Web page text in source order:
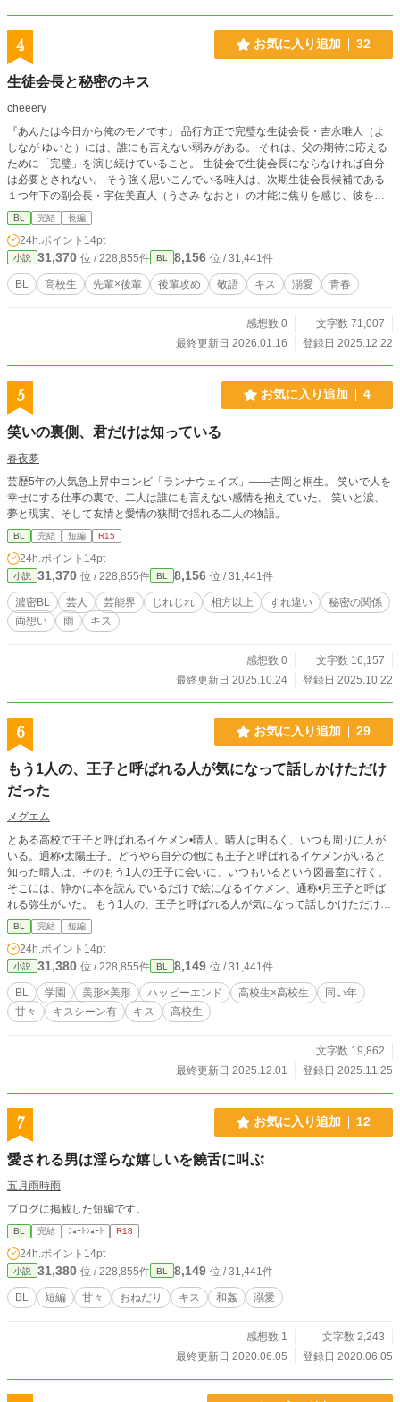
4 お気に入り追加 32
生徒会長と秘密のキス
cheeery
『あんたは今日から俺のモノです』 品行方正で完璧な生徒会長・吉永唯人（よ
しなが ゆいと）には、誰にも言えない弱みがある。 それは、父の期待に応える
ために「完璧」を演じ続けていること。 生徒会で生徒会長にならなければ自分
は必要とされない。 そう強く思いこんでいる唯人は、次期生徒会長候補である
１つ年下の副会長・宇佐美直人（うさみ なおと）の才能に焦りを感じ、彼を陥
れようとしてしまう。 その現場を、まさかの本人に見られてしまい……。 『俺
の命令を聞いてくれるなら黙っていてあげます』 無理やり結ばれた主従関係。
これは罰だと覚悟を決めていたが……。 「先輩の弱さをさらけ出せる場所が、
ここでありたいんです」 弱音を吐けない生徒会長×グイグイ攻めのエリート後輩
BL 完結 長編
24h.ポイント 14pt
小説 31,370 位 / 228,855件 BL 8,156 位 / 31,441件
BL 高校生 先輩×後輩 後輩攻め 敬語 キス 溺愛 青春
感想数 0
文字数 71,007
最終更新日 2026.01.16
登録日 2025.12.22
5 お気に入り追加 4
笑いの裏側、君だけは知っている
春夜夢
芸歴5年の人気急上昇中コンビ「ランナウェイズ」――吉岡と桐生。 笑いで人を
幸せにする仕事の裏で、二人は誰にも言えない感情を抱えていた。 笑いと涙、
夢と現実、そして友情と愛情の狭間で揺れる二人の物語。
BL 完結 短編 R15
24h.ポイント 14pt
小説 31,370 位 / 228,855件 BL 8,156 位 / 31,441件
濃密BL 芸人 芸能界 じれじれ 相方以上 すれ違い
秘密の関係
両想い
雨 キス
感想数 0
文字数 16,157
最終更新日 2025.10.24
登録日 2025.10.22
6 お気に入り追加 29
もう1人の、王子と呼ばれる人が気になって話しかけただけ
だった
メグエム
とある高校で王子と呼ばれるイケメン•晴人。晴人は明るく、いつも周りに人が
いる。通称•太陽王子。どうやら自分の他にも王子と呼ばれるイケメンがいると
知った晴人は、そのもう1人の王子に会いに、いつもいるという図書室に行く。
そこには、静かに本を読んでいるだけで絵になるイケメン、通称•月王子と呼ば
れる弥生がいた。 もう1人の、王子と呼ばれる人が気になって話しかけただけ。
それだけだったのに。今まで感じたことのない感情がわいてくる。
BL 完結 短編
24h.ポイント 14pt
小説 31,380 位 / 228,855件 BL 8,149 位 / 31,441件
BL 学園 美形×美形 ハッピーエンド 高校生×高校生
同い年
甘々
キスシーン有 キス 高校生
文字数 19,862
最終更新日 2025.12.01
登録日 2025.11.25
7 お気に入り追加 12
愛される男は淫らな嬉しいを饒舌に叫ぶ
五月雨時雨
ブログに掲載した短編です。
BL 完結 ｼｮｰﾄｼｮｰﾄ R18
24h.ポイント 14pt
小説 31,380 位 / 228,855件 BL 8,149 位 / 31,441件
BL 短編 甘々 おねだり キス 和姦 溺愛
感想数 1
文字数 2,243
最終更新日 2020.06.05
登録日 2020.06.05